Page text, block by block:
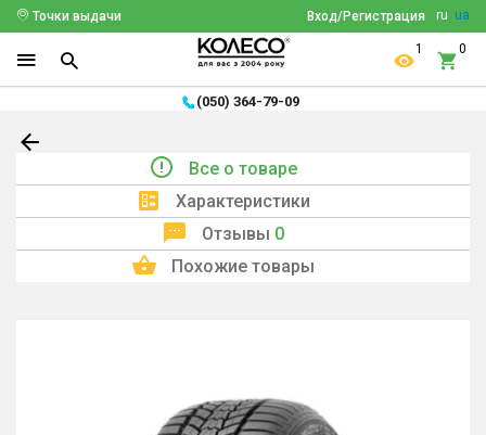
ru ua
Вход/Регистрация
Точки выдачи
1 0
(050) 364-79-09
Все о товаре
Характеристики
Отзывы 0
Похожие товары